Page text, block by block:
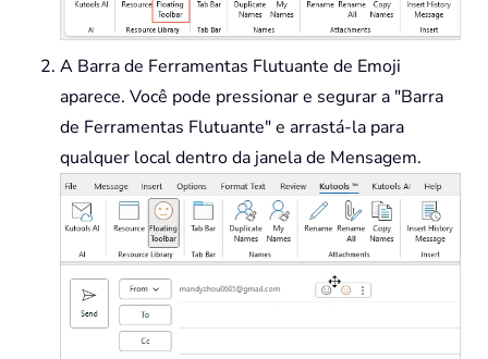
A Barra de Ferramentas Flutuante de Emoji
aparece. Você pode pressionar e segurar a "Barra
de Ferramentas Flutuante" e arrastá-la para
qualquer local dentro da janela de Mensagem.